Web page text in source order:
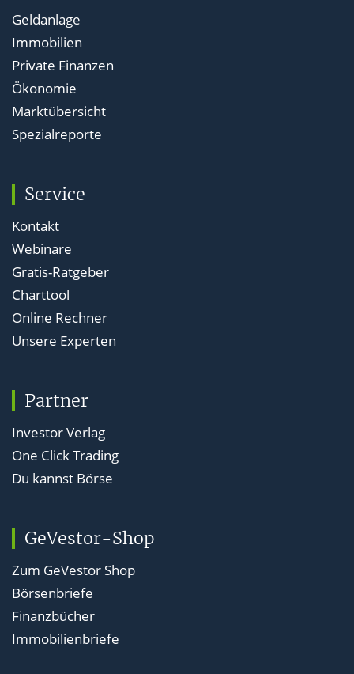
Geldanlage
Immobilien
Private Finanzen
Ökonomie
Marktübersicht
Spezialreporte
Service
Kontakt
Webinare
Gratis-Ratgeber
Charttool
Online Rechner
Unsere Experten
Partner
Investor Verlag
One Click Trading
Du kannst Börse
GeVestor-Shop
Zum GeVestor Shop
Börsenbriefe
Finanzbücher
Immobilienbriefe